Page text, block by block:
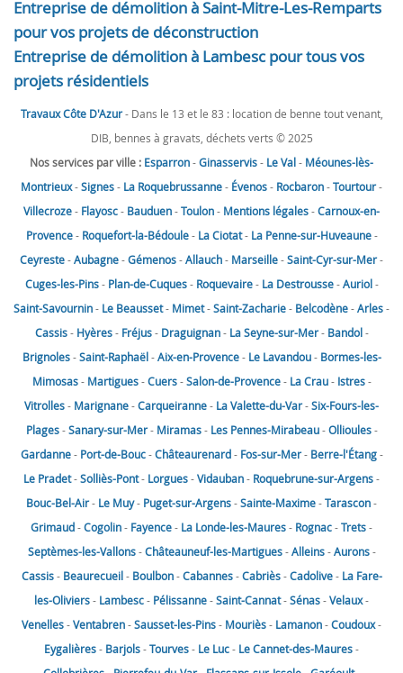
Entreprise de démolition à Saint-Mitre-Les-Remparts
pour vos projets de déconstruction
Entreprise de démolition à Lambesc pour tous vos
projets résidentiels
Travaux Côte D'Azur- Dans le 13 et le 83 : location de benne tout venant,
DIB, bennes à gravats, déchets verts © 2025
Nos services par ville : Esparron-Ginasservis- Le Val- Méounes-lès-
Montrieux-Signes- La Roquebrussanne- Évenos- Rocbaron-Tourtour-
Villecroze- Flayosc- Bauduen-Toulon- Mentions légales-Carnoux-en-
Provence- Roquefort-la-Bédoule- La Ciotat- La Penne-sur-Huveaune-
Ceyreste-Aubagne-Gémenos-Allauch- Marseille-Saint-Cyr-sur-Mer-
Cuges-les-Pins- Plan-de-Cuques- Roquevaire- La Destrousse-Auriol-
Saint-Savournin- Le Beausset- Mimet-Saint-Zacharie- Belcodène-Arles-
Cassis- Hyères- Fréjus- Draguignan- La Seyne-sur-Mer- Bandol-
Brignoles-Saint-Raphaël-Aix-en-Provence- Le Lavandou- Bormes-les-
Mimosas- Martigues-Cuers-Salon-de-Provence- La Crau- Istres-
Vitrolles- Marignane-Carqueiranne- La Valette-du-Var-Six-Fours-les-
Plages-Sanary-sur-Mer- Miramas- Les Pennes-Mirabeau-Ollioules-
Gardanne- Port-de-Bouc-Châteaurenard- Fos-sur-Mer- Berre-l'Étang-
Le Pradet-Solliès-Pont- Lorgues-Vidauban- Roquebrune-sur-Argens-
Bouc-Bel-Air- Le Muy- Puget-sur-Argens-Sainte-Maxime-Tarascon-
Grimaud-Cogolin- Fayence- La Londe-les-Maures- Rognac-Trets-
Septèmes-les-Vallons-Châteauneuf-les-Martigues-Alleins-Aurons-
Cassis- Beaurecueil- Boulbon-Cabannes-Cabriès-Cadolive- La Fare-
les-Oliviers- Lambesc- Pélissanne-Saint-Cannat-Sénas-Velaux-
Venelles-Ventabren-Sausset-les-Pins- Mouriès- Lamanon-Coudoux-
Eygalières- Barjols-Tourves- Le Luc- Le Cannet-des-Maures-